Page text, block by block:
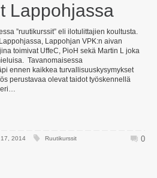
Lappohjassa
”ruutikurssit” eli ilotulittajien koultusta.
Lappohjan VPK:n aivan
toimivat UffeC, PioH sekä Martin L joka
Tavanomaisessa
ennen kaikkea turvallisuuskysymykset
perustavaa olevat taidot työskennellä
eri…
17, 2014 Ruutikurssit 0